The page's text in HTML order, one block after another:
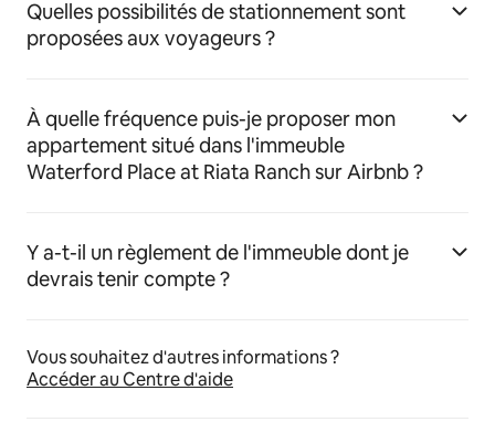
Quelles possibilités de stationnement sont
proposées aux voyageurs ?
À quelle fréquence puis-je proposer mon
appartement situé dans l'immeuble
Waterford Place at Riata Ranch sur Airbnb ?
Y a-t-il un règlement de l'immeuble dont je
devrais tenir compte ?
Vous souhaitez d'autres informations ?
Accéder au Centre d'aide